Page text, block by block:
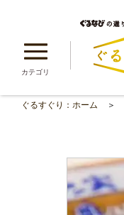
カテゴリ
ぐるすぐり：ホーム